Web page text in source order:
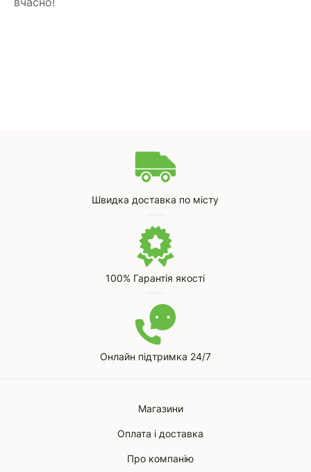
Швидка доставка по місту
100% Гарантія якості
Онлайн підтримка 24/7
Магазини
Оплата і доставка
Про компанію